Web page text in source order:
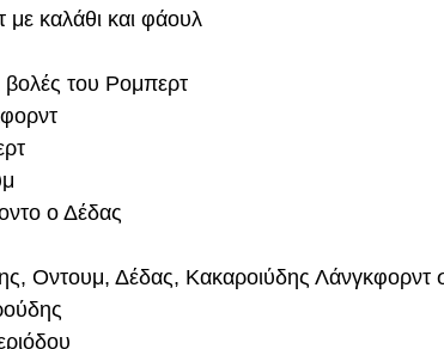
με καλάθι και φάουλ
του Ρομπερτ
ο Δέδας
Οντουμ, Δέδας, Κακαροιύδης Λάνγκφορντ